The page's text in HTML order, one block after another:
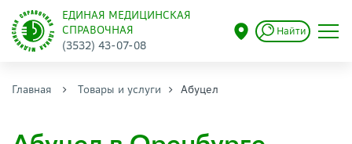
ЕДИНАЯ МЕДИЦИНСКАЯ
СПРАВОЧНАЯ
(3532) 43-07-08
Найти
Главная Товары и услуги Абуцел